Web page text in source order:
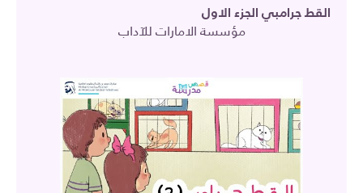
القط جرامبي الجزء الاول
مؤسسة الامارات للآداب